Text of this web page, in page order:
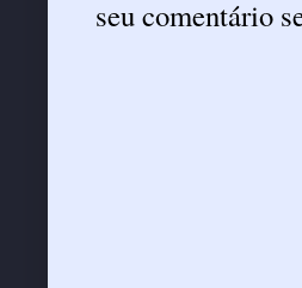
seu comentário